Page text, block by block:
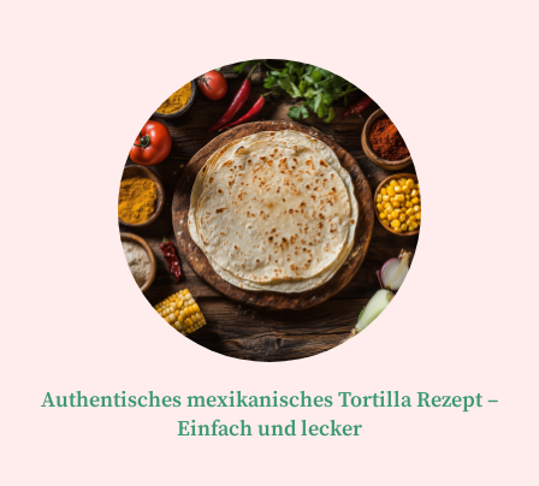
Authentisches mexikanisches Tortilla Rezept –
Einfach und lecker